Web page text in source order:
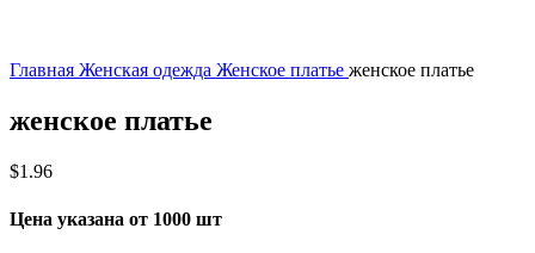
Главная Женская одежда Женское платье женское платье
женское платье
$1.96
Цена указана от 1000 шт